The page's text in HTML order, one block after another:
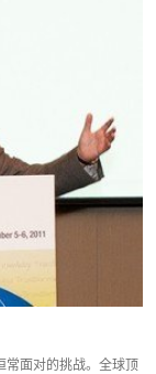
常面对的挑战。全球顶